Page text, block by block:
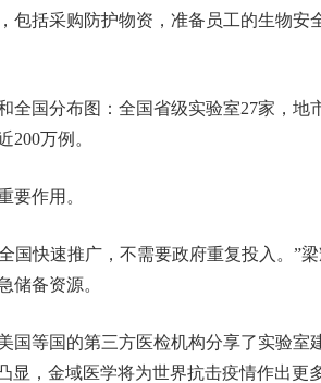
包括采购防护物资，准备员工的生物安
国分布图：全国省级实验室27家，地
万例。
作用。
快速推广，不需要政府重复投入。”梁
储备资源。
等国的第三方医检机构分享了实验室
显，金域医学将为世界抗击疫情作出更